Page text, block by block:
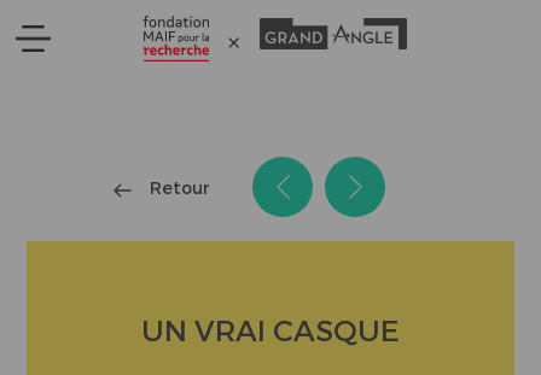
Retour
UN VRAI CASQUE